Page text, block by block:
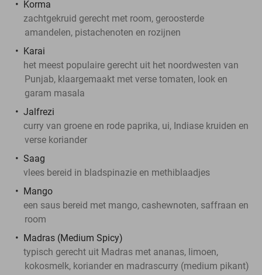
Korma
zachtgekruid gerecht met room, geroosterde
amandelen, pistachenoten en rozijnen
Karai
het meest populaire gerecht uit het noordwesten van
Punjab, klaargemaakt met verse tomaten, look en
garam masala
Jalfrezi
curry van groene en rode paprika, ui, Indiase kruiden en
verse koriander
Saag
vlees bereid in bladspinazie en methiblaadjes
Mango
een saus bereid met mango, cashewnoten, saffraan en
room
Madras (Medium Spicy)
typisch gerecht uit Madras met ananas, limoen,
kokosmelk, koriander en madrascurry (medium pikant)